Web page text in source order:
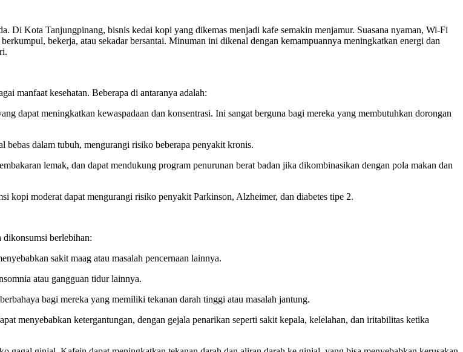
Di Kota Tanjungpinang, bisnis kedai kopi yang dikemas menjadi kafe semakin menjamur. Suasana nyaman, Wi-Fi
bekerja, atau sekadar bersantai. Minuman ini dikenal dengan kemampuannya meningkatkan energi dan
manfaat kesehatan. Beberapa di antaranya adalah:
dapat meningkatkan kewaspadaan dan konsentrasi. Ini sangat berguna bagi mereka yang membutuhkan dorongan
dalam tubuh, mengurangi risiko beberapa penyakit kronis.
lemak, dan dapat mendukung program penurunan berat badan jika dikombinasikan dengan pola makan dan
moderat dapat mengurangi risiko penyakit Parkinson, Alzheimer, dan diabetes tipe 2.
berlebihan:
sakit maag atau masalah pencernaan lainnya.
atau gangguan tidur lainnya.
bagi mereka yang memiliki tekanan darah tinggi atau masalah jantung.
menyebabkan ketergantungan, dengan gejala penarikan seperti sakit kepala, kelelahan, dan iritabilitas ketika